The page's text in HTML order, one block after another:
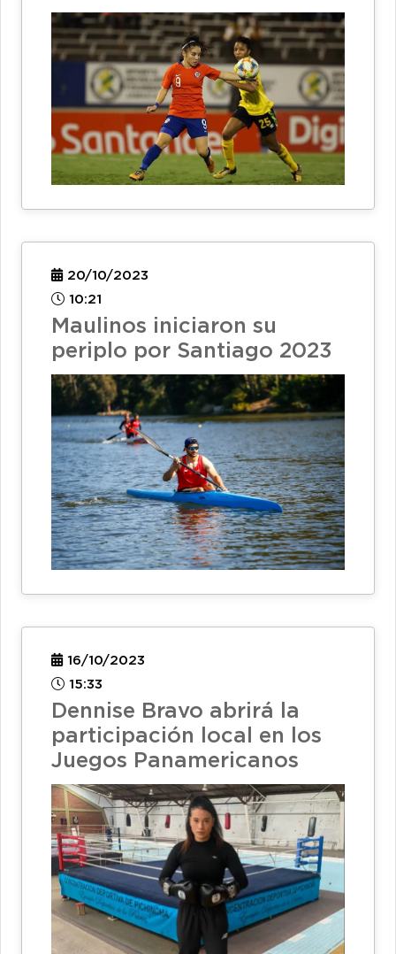
20/10/2023
10:21
Maulinos iniciaron su
periplo por Santiago 2023
16/10/2023
15:33
Dennise Bravo abrirá la
participación local en los
Juegos Panamericanos